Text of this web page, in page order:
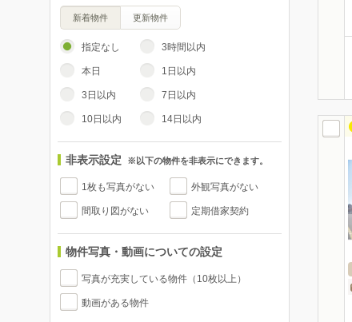
新着物件 更新物件
指定なし 3時間以内
本日 1日以内
3日以内 7日以内
10日以内 14日以内
非表示設定 ※以下の物件を非表示にできます。
1枚も写真がない 外観写真がない
間取り図がない 定期借家契約
物件写真・動画についての設定
写真が充実している物件（10枚以上）
動画がある物件